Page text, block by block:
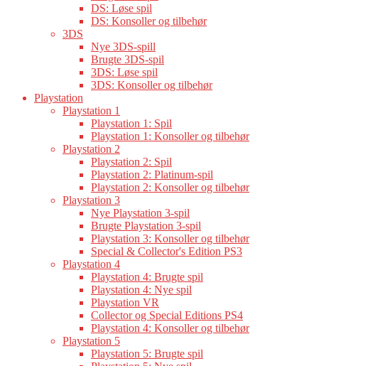
DS: Løse spil
DS: Konsoller og tilbehør
3DS
Nye 3DS-spill
Brugte 3DS-spil
3DS: Løse spil
3DS: Konsoller og tilbehør
Playstation
Playstation 1
Playstation 1: Spil
Playstation 1: Konsoller og tilbehør
Playstation 2
Playstation 2: Spil
Playstation 2: Platinum-spil
Playstation 2: Konsoller og tilbehør
Playstation 3
Nye Playstation 3-spil
Brugte Playstation 3-spil
Playstation 3: Konsoller og tilbehør
Special & Collector's Edition PS3
Playstation 4
Playstation 4: Brugte spil
Playstation 4: Nye spil
Playstation VR
Collector og Special Editions PS4
Playstation 4: Konsoller og tilbehør
Playstation 5
Playstation 5: Brugte spil